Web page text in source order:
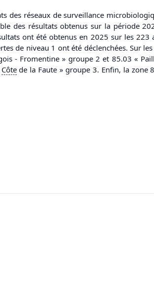
réseaux de surveillance
des résultats obtenus sur la période
ont été obtenus en 2025 sur les 223
de niveau 1 ont été déclenchées. Sur
- Fromentine » groupe 2 et 85.03 «
Côtede la Faute » groupe 3. Enfin, la zone